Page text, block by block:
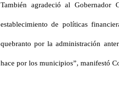
También agradeció al
establecimiento de políticas
quebranto por la administración
hace por los municipios”, manifestó